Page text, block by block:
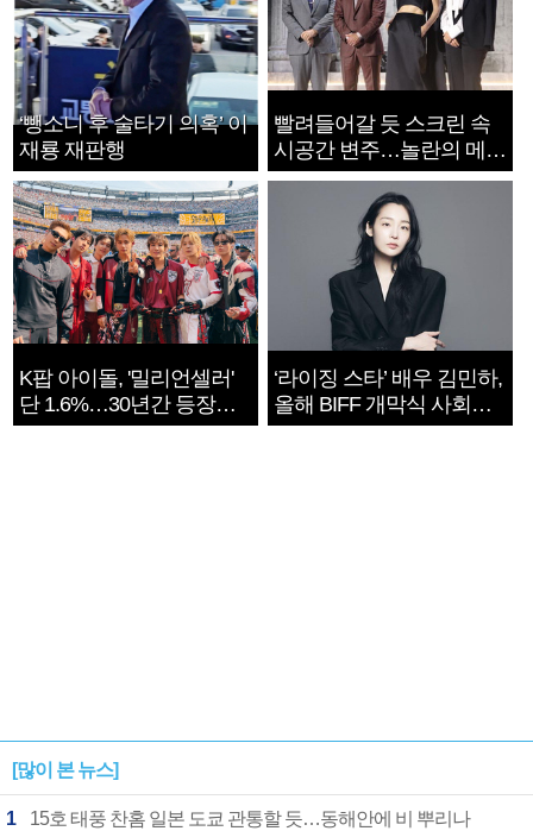
‘뺑소니 후 술타기 의혹’ 이
재룡 재판행
빨려들어갈 듯 스크린 속
시공간 변주…놀란의 메시
지는 ‘전쟁 속죄’
K팝 아이돌, '밀리언셀러'
단 1.6%…30년간 등장
1182개팀 전수조사
‘라이징 스타’ 배우 김민하,
올해 BIFF 개막식 사회자
확정
[많이 본 뉴스]
1 15호 태풍 찬홈 일본 도쿄 관통할 듯…동해안에 비 뿌리나